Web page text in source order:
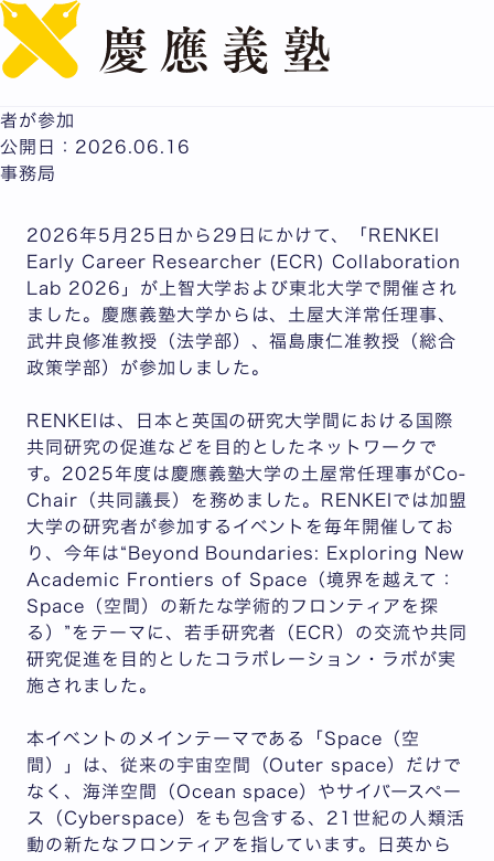
日英研究者交流ワークショップ「RENKEI ECR
者が参加
公開日：2026.06.16
事務局
2026年5月25日から29日にかけて、「RENKEI
Early Career Researcher (ECR) Collaboration
Lab 2026」が上智大学および東北大学で開催され
ました。慶應義塾大学からは、土屋大洋常任理事、
武井良修准教授（法学部）、福島康仁准教授（総合
政策学部）が参加しました。
RENKEIは、日本と英国の研究大学間における国際
共同研究の促進などを目的としたネットワークで
す。2025年度は慶應義塾大学の土屋常任理事がCo-
Chair（共同議長）を務めました。RENKEIでは加盟
大学の研究者が参加するイベントを毎年開催してお
り、今年は“Beyond Boundaries: Exploring New
Academic Frontiers of Space（境界を越えて：
Space（空間）の新たな学術的フロンティアを探
る）”をテーマに、若手研究者（ECR）の交流や共同
研究促進を目的としたコラボレーション・ラボが実
施されました。
本イベントのメインテーマである「Space（空
間）」は、従来の宇宙空間（Outer space）だけで
なく、海洋空間（Ocean space）やサイバースペー
ス（Cyberspace）をも包含する、21世紀の人類活
動の新たなフロンティアを指しています。日英から